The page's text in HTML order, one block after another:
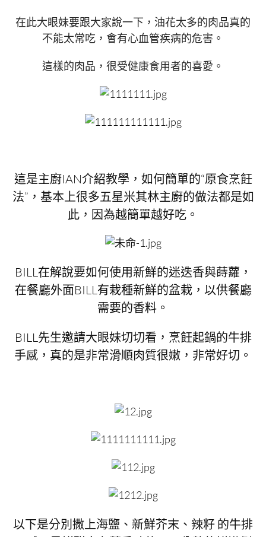
在此大眼妹要跟大家說一下，油花太多的肉品真的
不能太常吃，會有心血管疾病的危害。
這樣的肉品，很受健康食用者的喜愛。
這是主廚IAN介紹教學，如何簡單的“原食烹飪
法”，基本上很多五星米其林主廚的做法都是如
此，因為越簡單越好吃。
BILL在解說要如何使用新鮮的迷迭香與蒔蘿，
在餐廳外面BILL有栽種新鮮的盆栽，以供餐廳
需要的香料。
BILL先生邀請大眼妹切切看，烹飪起鍋的牛排
手感，真的是非常滑順肉質很嫩，非常好切。
以下是分別撒上海鹽、新鮮芥末、辣籽 的牛排